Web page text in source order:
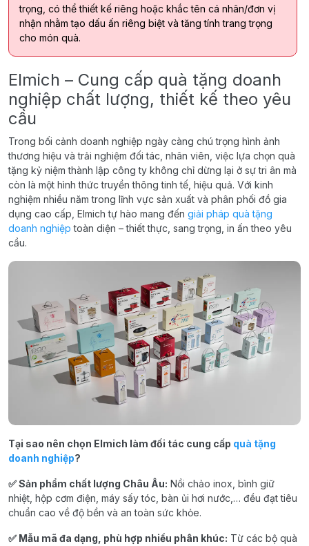
trọng, có thể thiết kế riêng hoặc khắc tên cá nhân/đơn vị
nhận nhằm tạo dấu ấn riêng biệt và tăng tính trang trọng
cho món quà.
Elmich – Cung cấp quà tặng doanh
nghiệp chất lượng, thiết kế theo yêu
cầu
Trong bối cảnh doanh nghiệp ngày càng chú trọng hình ảnh
thương hiệu và trải nghiệm đối tác, nhân viên, việc lựa chọn quà
tặng kỷ niệm thành lập công ty không chỉ dừng lại ở sự tri ân mà
còn là một hình thức truyền thông tinh tế, hiệu quả. Với kinh
nghiệm nhiều năm trong lĩnh vực sản xuất và phân phối đồ gia
dụng cao cấp, Elmich tự hào mang đến giải pháp quà tặng
doanh nghiệp toàn diện – thiết thực, sang trọng, in ấn theo yêu
cầu.
Tại sao nên chọn Elmich làm đối tác cung cấp quà tặng
doanh nghiệp?
✅ Sản phẩm chất lượng Châu Âu: Nồi chảo inox, bình giữ
nhiệt, hộp cơm điện, máy sấy tóc, bàn ủi hơi nước,… đều đạt tiêu
chuẩn cao về độ bền và an toàn sức khỏe.
✅ Mẫu mã đa dạng, phù hợp nhiều phân khúc: Từ các bộ quà